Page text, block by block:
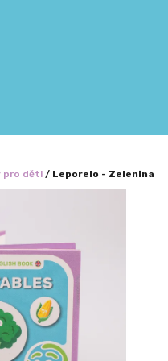
pro děti / Leporelo - Zelenina